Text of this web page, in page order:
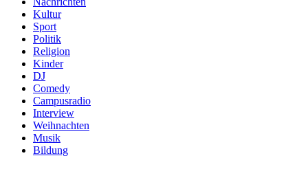
Kultur
Sport
Politik
Religion
Kinder
DJ
Comedy
Campusradio
Interview
Weihnachten
Musik
Bildung